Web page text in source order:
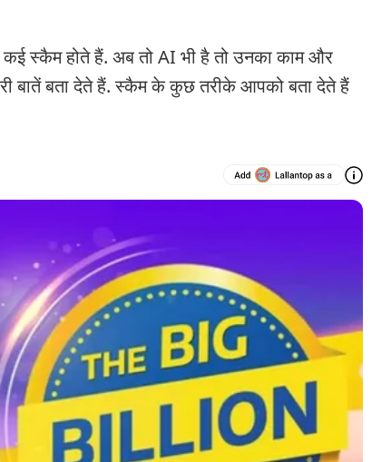
होते हैं. अब तो AI भी है तो उनका काम और
बातें बता देते हैं. स्कैम के कुछ तरीके आपको बता देते हैं